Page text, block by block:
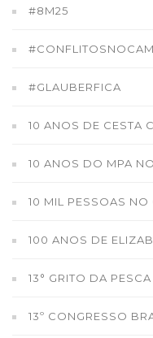
#8M25
#GLAUBERFICA
10 ANOS DE CESTA
10 ANOS DO MPA
10 MIL PESSOAS
100 ANOS DE
13° GRITO DA
13º CONGRESSO